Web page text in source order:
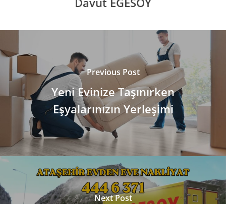
Previous Post
Yeni Evinize Taşınırken
Eşyalarınızın Yerleşimi
Next Post